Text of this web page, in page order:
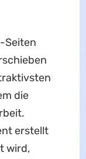
Seiten
die
erstellt
wird,